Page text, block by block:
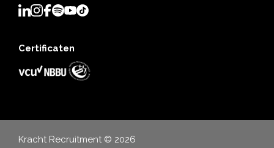
Certificaten
Kracht Recruitment © 2026